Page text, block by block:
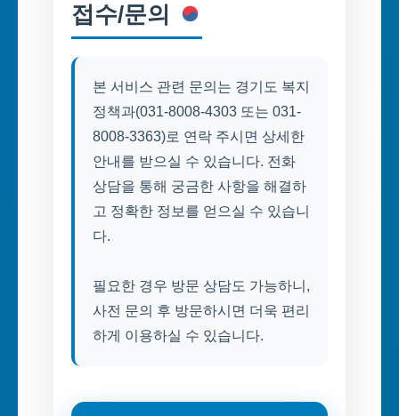
접수/문의
본 서비스 관련 문의는 경기도 복지
정책과(031-8008-4303 또는 031-
8008-3363)로 연락 주시면 상세한
안내를 받으실 수 있습니다. 전화
상담을 통해 궁금한 사항을 해결하
고 정확한 정보를 얻으실 수 있습니
다.
필요한 경우 방문 상담도 가능하니,
사전 문의 후 방문하시면 더욱 편리
하게 이용하실 수 있습니다.